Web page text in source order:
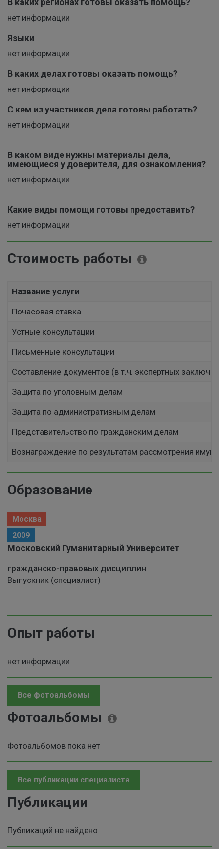
В каких регионах готовы оказать помощь?
нет информации
Языки
нет информации
В каких делах готовы оказать помощь?
нет информации
С кем из участников дела готовы работать?
нет информации
В каком виде нужны материалы дела,
имеющиеся у доверителя, для ознакомления?
нет информации
Какие виды помощи готовы предоставить?
нет информации
Стоимость работы
Название услуги
Почасовая ставка
Устные консультации
Письменные консультации
Составление документов (в т.ч. экспертных
Защита по уголовным делам
Защита по административным делам
Представительство по гражданским делам
Вознаграждение по результатам рассмотрения
Образование
Москва
2009
Московский Гуманитарный Университет
гражданско-правовых дисциплин
Выпускник (специалист)
Опыт работы
нет информации
Все фотоальбомы
Фотоальбомы
Фотоальбомов пока нет
Все публикации специалиста
Публикации
Публикаций не найдено